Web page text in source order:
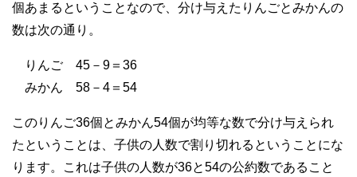
個あまるということなので、分け与えたりんごとみかんの
数は次の通り。
りんご 45－9＝36
みかん 58－4＝54
このりんご36個とみかん54個が均等な数で分け与えられ
たということは、子供の人数で割り切れるということにな
ります。これは子供の人数が36と54の公約数であること